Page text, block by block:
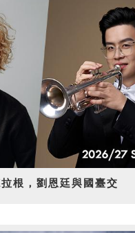
根，劉恩廷與國臺交